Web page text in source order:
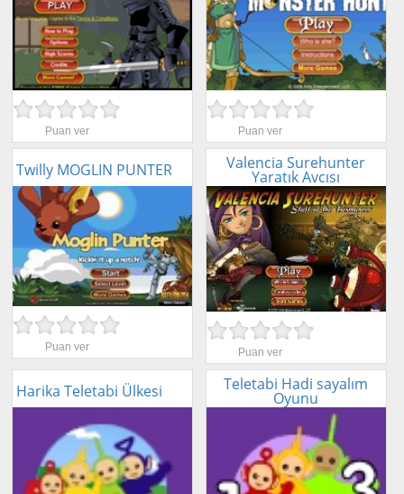
Puan ver Puan ver
Twilly MOGLIN PUNTER
Puan ver
Valencia Surehunter
Yaratık Avcısı
Puan ver
Harika Teletabi Ülkesi Teletabi Hadi sayalım
Oyunu